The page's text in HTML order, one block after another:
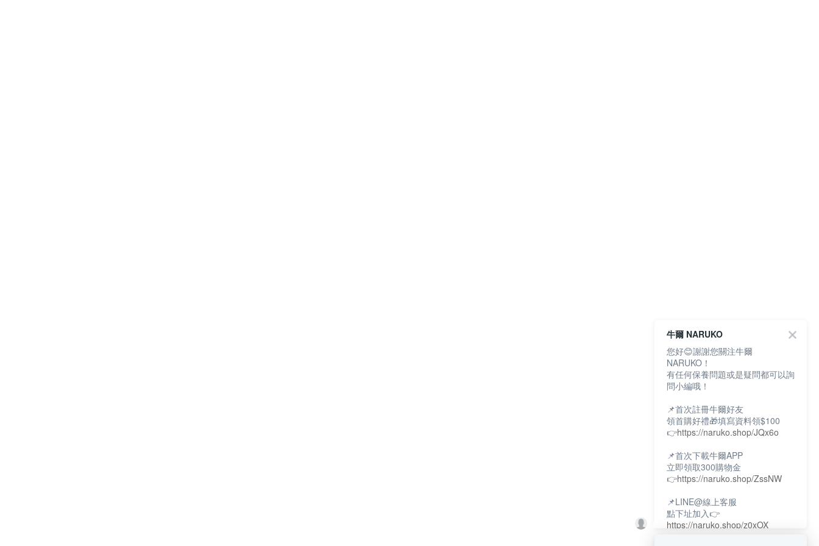
牛爾 NARUKO
您好😊謝謝您關注牛爾
NARUKO！
有任何保養問題或是疑問都可以詢
問小編哦！
📌首次註冊牛爾好友
領首購好禮🎁填寫資料領$100
👉https://naruko.shop/JQx6o
📌首次下載牛爾APP
立即領取300購物金
👉https://naruko.shop/ZssNW
📌LINE@線上客服
點下址加入👉
https://naruko.shop/z0xOX